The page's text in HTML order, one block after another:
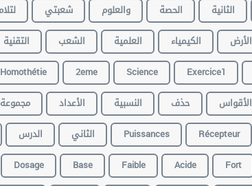
شعبتي والعلوم الحصة الثانية
التقنية الشعب العلمية الكيمياء الأرض
Homothétie 2eme Science Exercice1
مجموعة الأعداد النسبية حذف الأقواس
الدرس الثاني Puissances Récepteur
Dosage Base Faible Acide Fort